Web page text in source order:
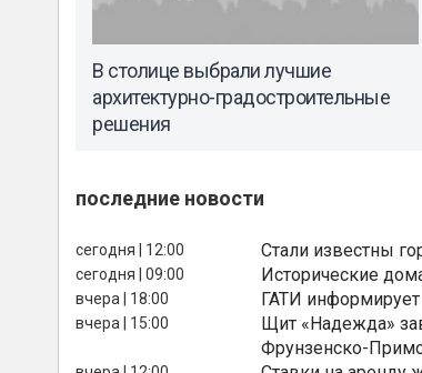
В столице выбрали лучшие
архитектурно-градостроительные
решения
последние новости
сегодня | 12:00 Стали известны
сегодня | 09:00 Исторические
вчера | 18:00 ГАТИ
вчера | 15:00
Щит «Надежда»
Фрунзенско-